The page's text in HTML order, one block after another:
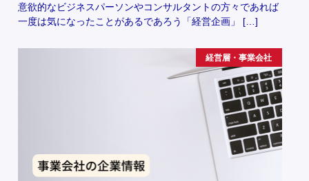
意欲的なビジネスパーソンやコンサルタントの方々であれば
一度は気になったことがあるであろう「経営企画」 […]
経営層・事業会社